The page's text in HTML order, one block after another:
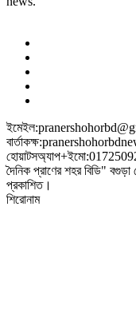
দৈনিক প্রাণের শহর বিডি"
প্রকাশিত।
শিরোনাম